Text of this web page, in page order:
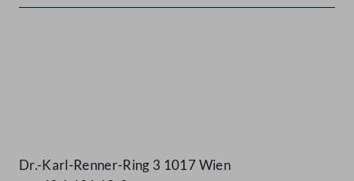
Dr.-Karl-Renner-Ring 3 1017 Wien